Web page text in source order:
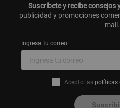
Suscríbete y recibe consejos
publicidad y promociones
mail.
Ingresa tu correo
Acepto las políticas